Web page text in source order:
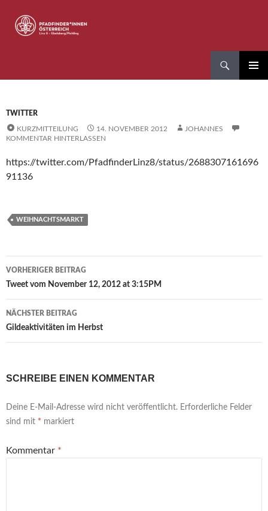
Inhalt
springen
TWITTER
KURZMITTEILUNG 14. NOVEMBER 2012
JOHANNES
KOMMENTAR HINTERLASSEN
https://twitter.com/PfadfinderLinz8/status/2688307161696
91136
WEIHNACHTSMARKT
Beitragsnavigation
VORHERIGER BEITRAG
Tweet vom November 12, 2012 at 3:15PM
NÄCHSTER BEITRAG
Gildeaktivitäten im Herbst
SCHREIBE EINEN KOMMENTAR
Deine E-Mail-Adresse wird nicht veröffentlicht. Erforderliche Felder
sind mit * markiert
Kommentar *